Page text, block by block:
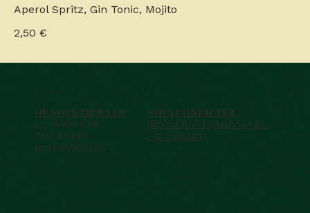
Aperol Spritz, Gin Tonic, Mojito
2,50 €
OÙ NOUS TROUVER
453 AVENUE DE
TERVUEREN
1150 BRUXELLES
NOUS CONTACTER
RESTAURANT@MENSSA.BE
+32 2 346.66.15